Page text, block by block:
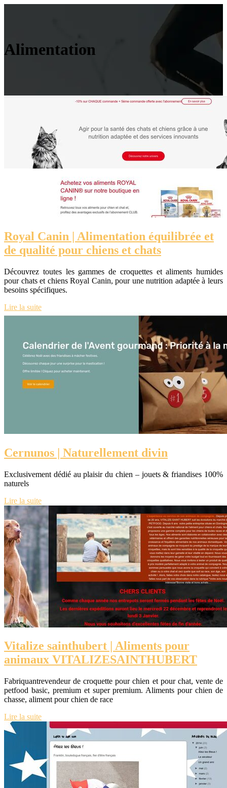
Alimentation
Royal Canin | Alimentation équilibrée et
de qualité pour chiens et chats
Découvrez toutes les gammes de croquettes et aliments humides
pour chats et chiens Royal Canin, pour une nutrition adaptée à leurs
besoins spécifiques.
Lire la suite
Cernunos | Naturellement divin
Exclusivement dédié au plaisir du chien – jouets & friandises 100%
naturels
Lire la suite
Vitalize sainthubert | Aliments pour
animaux VITALIZESAINTHUBERT
Fabriquantrevendeur de croquette pour chien et pour chat, vente de
petfood basic, premium et super premium. Aliments pour chien de
chasse, aliment pour chien de race
Lire la suite